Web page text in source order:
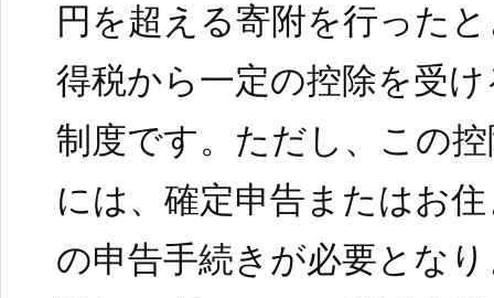
円を超える寄附を行った
得税から一定の控除を受
制度です。ただし、この
には、確定申告またはお
の申告手続きが必要とな